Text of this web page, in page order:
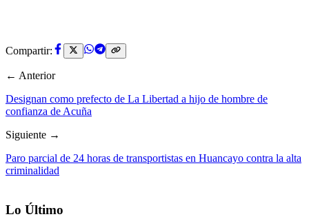
Compartir:
← Anterior
Designan como prefecto de La Libertad a hijo de hombre de
confianza de Acuña
Siguiente →
Paro parcial de 24 horas de transportistas en Huancayo contra la alta
criminalidad
Lo Último